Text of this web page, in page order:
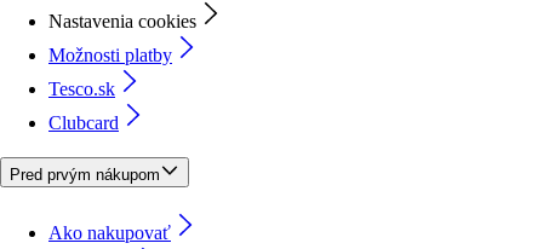
Nastavenia cookies
Možnosti platby
Tesco.sk
Clubcard
Pred prvým nákupom
Ako nakupovať